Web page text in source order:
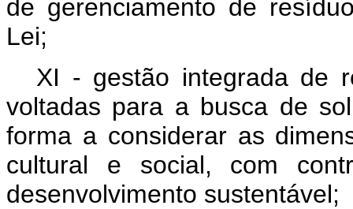
de gerenciamento de
Lei;
XI - gestão integrada de
voltadas para a busca de
forma a considerar as
cultural e social, com
desenvolvimento sustentável;